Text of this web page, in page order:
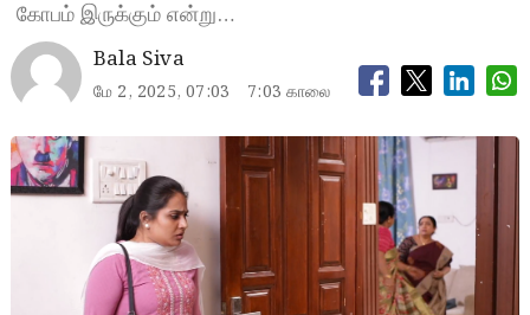
கோபம் இருக்கும் என்று…
Bala Siva
மே 2, 2025, 07:03 7:03 காலை